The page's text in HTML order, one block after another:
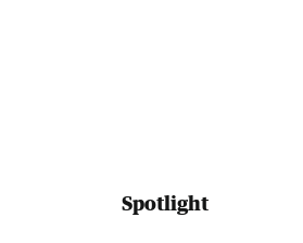
Spotlight